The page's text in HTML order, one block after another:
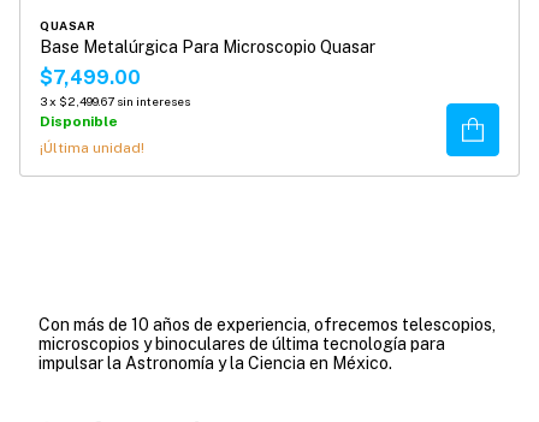
QUASAR
Base Metalúrgica Para Microscopio Quasar
$7,499.00
3x $2,499.67 sin intereses
Disponible
¡Última unidad!
Comprar
Con más de 10 años de experiencia, ofrecemos telescopios,
microscopios y binoculares de última tecnología para
impulsar la Astronomía y la Ciencia en México.